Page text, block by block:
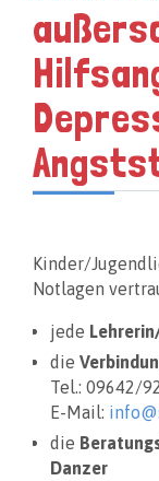
Kinder/
Notlagen
jede
die
Tel.: 09642/
E-Mail:
die
Danzer